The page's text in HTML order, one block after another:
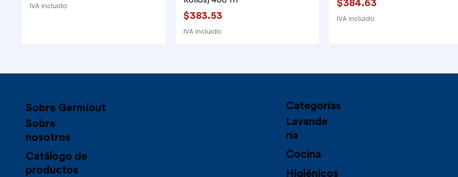
IVA incluido
Precio
$383.53
IVA incluido
Precio
$384.63
IVA incluido
Sobre Germiout​
Sobre
nosotros
Catálogo de
productos
Categorías
Lavande
ría
Cocina
Higiénicos